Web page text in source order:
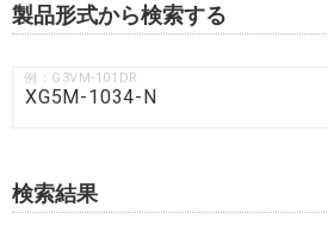
製品形式から検索する
例：G3VM-101DR
検索結果